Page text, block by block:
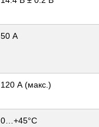
50 А
120 А (макс.)
0…+45°C